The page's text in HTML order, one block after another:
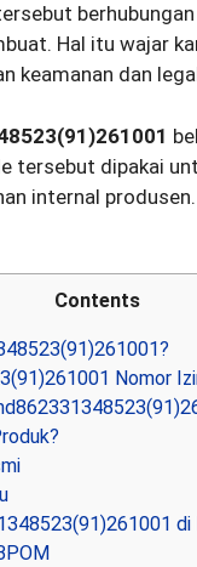
Hal itu wajar
keamanan dan
tersebut dipakai
internal
Contents
Nomor
di